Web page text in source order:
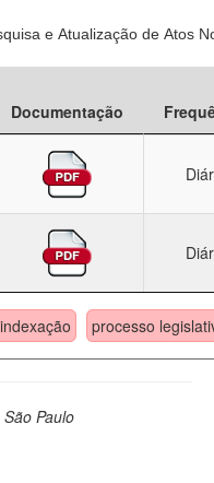
e Atualização de Atos
Documentação
indexação processo
Paulo